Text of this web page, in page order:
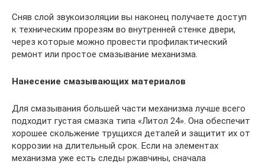
Сняв слой звукоизоляции вы наконец получаете доступ
к техническим прорезям во внутренней стенке двери,
через которые можно провести профилактический
ремонт или простое смазывание механизма.
Нанесение смазывающих материалов
Для смазывания большей части механизма лучше всего
подходит густая смазка типа «Литол 24». Она обеспечит
хорошее скольжение трущихся деталей и защитит их от
коррозии на длительный срок. Если на элементах
механизма уже есть следы ржавчины, сначала